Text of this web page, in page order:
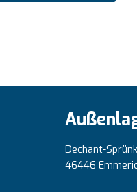
Dechant-
46446